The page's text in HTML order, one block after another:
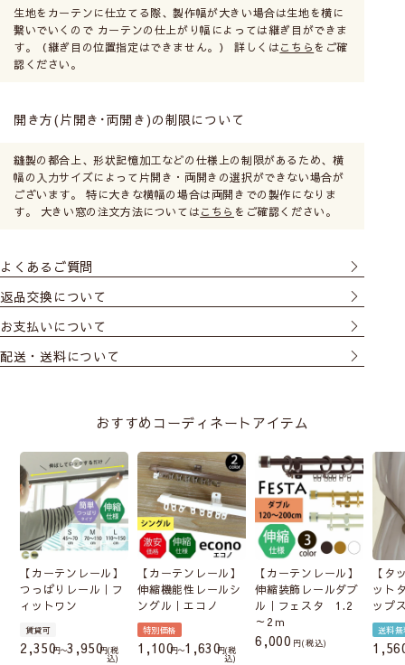
生地をカーテンに仕立てる際、製作幅が大きい場合は生地を横に
繋いでいくので カーテンの仕上がり幅によっては継ぎ目ができま
す。（継ぎ目の位置指定はできません。） 詳しくはこちら をご確
認ください。
開き方(片開き･両開き)の制限について
縫製の都合上、形状記憶加工などの仕様上の制限があるため、横
幅の入力サイズによって片開き・両開きの選択ができない場合が
ございます。 特に大きな横幅の場合は両開きでの製作になりま
す。 大きい窓の注文方法についてはこちら をご確認ください。
よくあるご質問
返品交換について
お支払いについて
配送・送料について
おすすめコーディネートアイテム
【カーテンレール】
つっぱりレール｜フ
ィットワン
賃貸可
2,350 〜3,950 税
込
【カーテンレール】
伸縮機能性レールシ
ングル｜エコノ
特別価格
1,100 〜1,630 税
込
【カーテンレール】
伸縮装飾レールダブ
ル｜フェスタ 1.2
～2ｍ
6,000 税込
【タ
ット
ップ
送料無